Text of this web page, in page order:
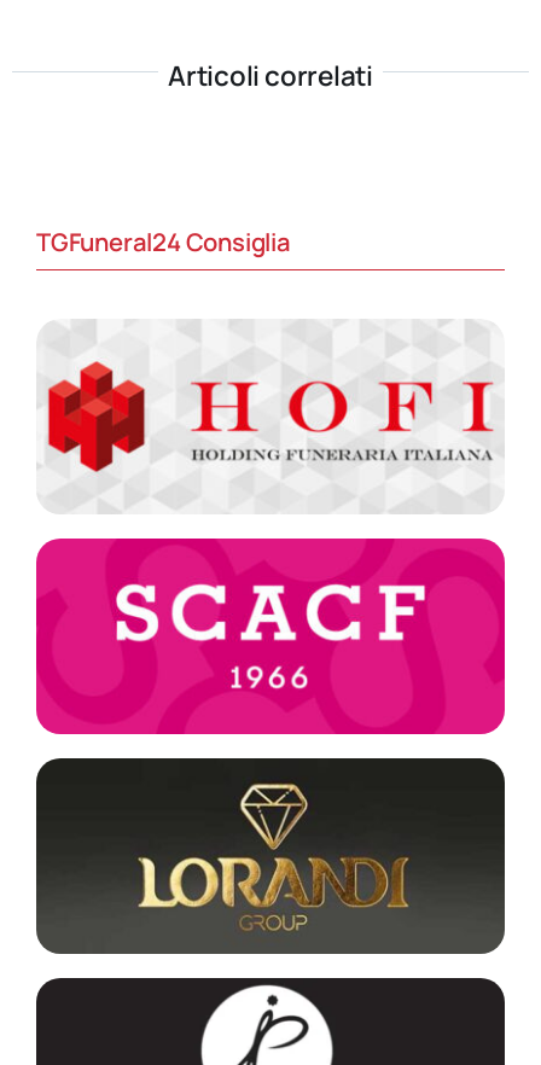
Articoli correlati
TGFuneral24 Consiglia